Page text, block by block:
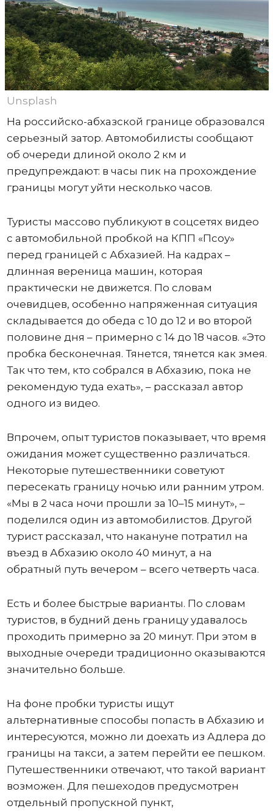
Unsplash
На российско-абхазской границе образовался
серьезный затор. Автомобилисты сообщают
об очереди длиной около 2 км и
предупреждают: в часы пик на прохождение
границы могут уйти несколько часов.
Туристы массово публикуют в соцсетях видео
с автомобильной пробкой на КПП «Псоу»
перед границей с Абхазией. На кадрах –
длинная вереница машин, которая
практически не движется. По словам
очевидцев, особенно напряженная ситуация
складывается до обеда с 10 до 12 и во второй
половине дня – примерно с 14 до 18 часов. «Это
пробка бесконечная. Тянется, тянется как змея.
Так что тем, кто собрался в Абхазию, пока не
рекомендую туда ехать», – рассказал автор
одного из видео.
Впрочем, опыт туристов показывает, что время
ожидания может существенно различаться.
Некоторые путешественники советуют
пересекать границу ночью или ранним утром.
«Мы в 2 часа ночи прошли за 10–15 минут», –
поделился один из автомобилистов. Другой
турист рассказал, что накануне потратил на
въезд в Абхазию около 40 минут, а на
обратный путь вечером – всего четверть часа.
Есть и более быстрые варианты. По словам
туристов, в будний день границу удавалось
проходить примерно за 20 минут. При этом в
выходные очереди традиционно оказываются
значительно больше.
На фоне пробки туристы ищут
альтернативные способы попасть в Абхазию и
интересуются, можно ли доехать из Адлера до
границы на такси, а затем перейти ее пешком.
Путешественники отвечают, что такой вариант
возможен. Для пешеходов предусмотрен
отдельный пропускной пункт,